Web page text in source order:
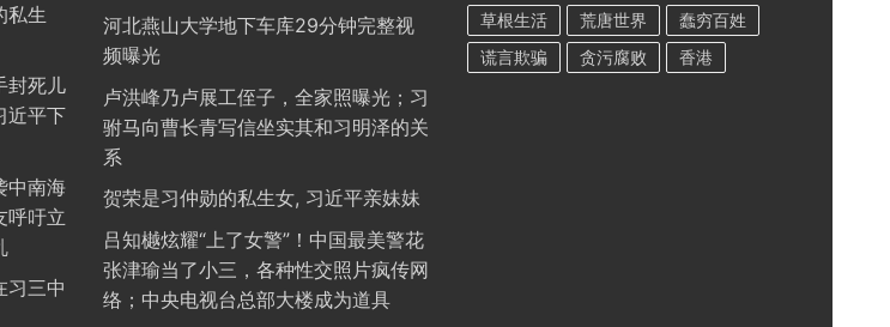
私生
封死儿
近平下
中南海
呼吁立
习三中
河北燕山大学地下车库29分钟完整视
频曝光
卢洪峰乃卢展工侄子，全家照曝光；习
驸马向曹长青写信坐实其和习明泽的关
系
贺荣是习仲勋的私生女, 习近平亲妹妹
吕知樾炫耀“上了女警”！中国最美警花
张津瑜当了小三，各种性交照片疯传网
络；中央电视台总部大楼成为道具
草根生活
荒唐世界
蠢穷百姓
谎言欺骗
贪污腐败 香港